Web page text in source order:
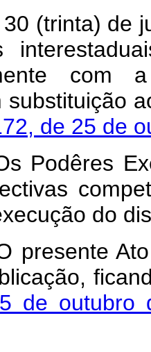
(trinta) de
com
substituição
de 25 de
do
presente
de outubro